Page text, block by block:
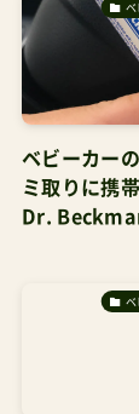
ベ
ベビーカー
ミ取りに携
Dr.
ベ